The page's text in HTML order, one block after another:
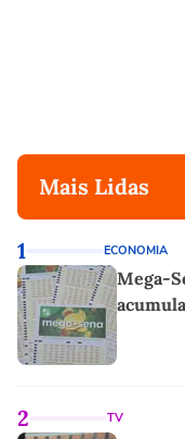
Mais Lidas
1 ECONOMIA
Mega-
2 TV